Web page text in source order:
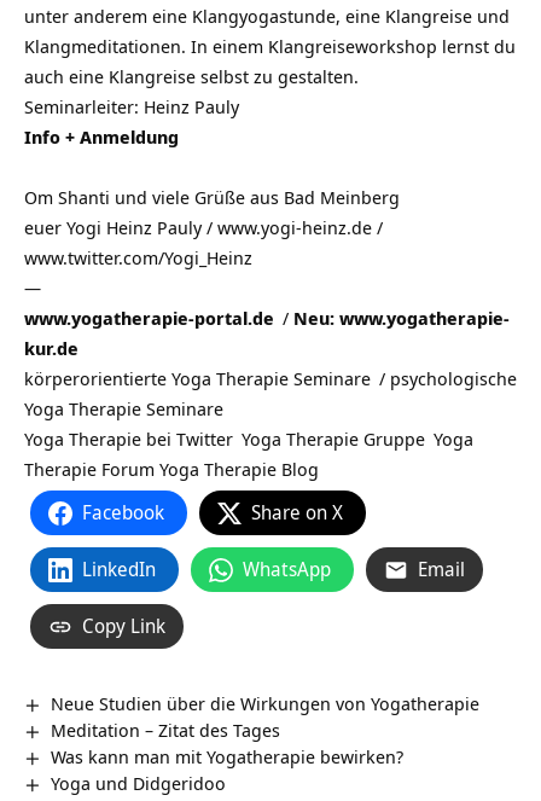
unter anderem eine Klangyogastunde, eine Klangreise und
Klangmeditationen. In einem Klangreiseworkshop lernst du
auch eine Klangreise selbst zu gestalten.
Seminarleiter: Heinz Pauly
Info + Anmeldung
Om Shanti und viele Grüße aus Bad Meinberg
euer Yogi Heinz Pauly / www.yogi-heinz.de /
www.twitter.com/Yogi_Heinz
—
www.yogatherapie-portal.de / Neu: www.yogatherapie-
kur.de
körperorientierte Yoga Therapie Seminare / psychologische
Yoga Therapie Seminare
Yoga Therapie bei Twitter Yoga Therapie Gruppe Yoga
Therapie Forum Yoga Therapie Blog
Facebook Share on X
LinkedIn WhatsApp Email
Copy Link
Neue Studien über die Wirkungen von Yogatherapie
Meditation – Zitat des Tages
Was kann man mit Yogatherapie bewirken?
Yoga und Didgeridoo